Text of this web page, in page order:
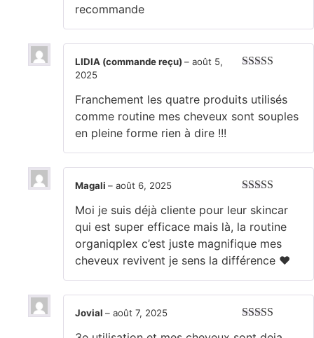
recommande
LIDIA (commande reçu)– août 5,
2025
Franchement les quatre produits utilisés
comme routine mes cheveux sont souples
en pleine forme rien à dire !!!
Magali – août 6, 2025
Moi je suis déjà cliente pour leur skincar
qui est super efficace mais là, la routine
organiqplex c’est juste magnifique mes
cheveux revivent je sens la différence ❤️
Jovial – août 7, 2025